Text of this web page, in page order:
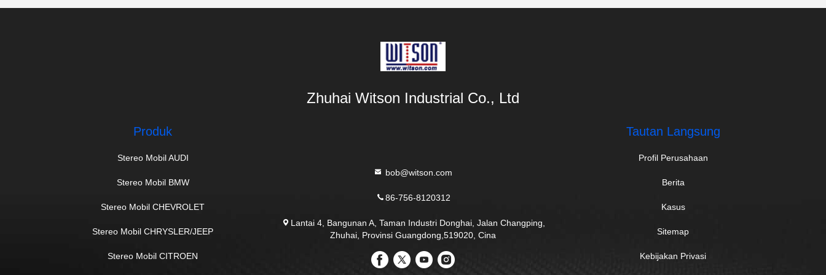
Zhuhai Witson Industrial Co., Ltd
Produk
Stereo Mobil AUDI
Stereo Mobil BMW
Stereo Mobil CHEVROLET
Stereo Mobil CHRYSLER/JEEP
Stereo Mobil CITROEN
bob@witson.com
86-756-8120312
Lantai 4, Bangunan A, Taman Industri Donghai, Jalan Changping,
Zhuhai, Provinsi Guangdong,519020, Cina
Tautan Langsung
Profil Perusahaan
Berita
Kasus
Sitemap
Kebijakan Privasi